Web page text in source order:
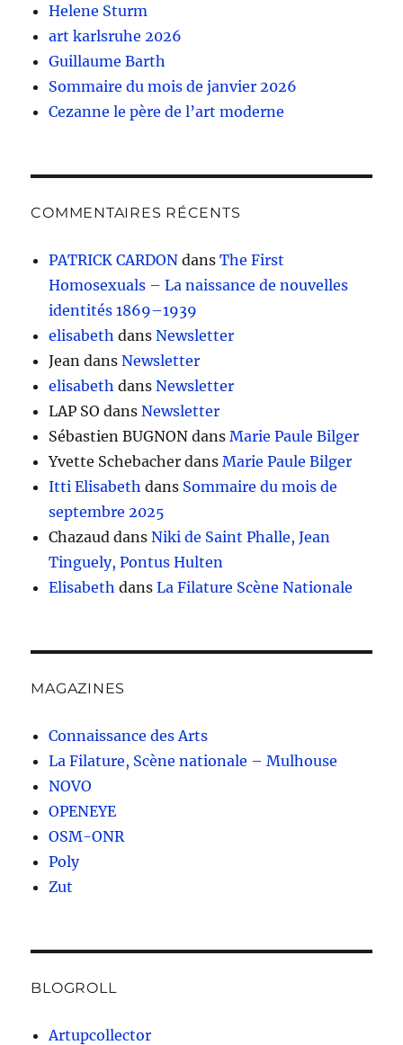
Helene Sturm
art karlsruhe 2026
Guillaume Barth
Sommaire du mois de janvier 2026
Cezanne le père de l’art moderne
COMMENTAIRES RÉCENTS
PATRICK CARDON dansThe First
Homosexuals – La naissance de nouvelles
identités 1869–1939
elisabeth dansNewsletter
Jean dansNewsletter
elisabeth dansNewsletter
LAP SO dansNewsletter
Sébastien BUGNON dansMarie Paule Bilger
Yvette Schebacher dansMarie Paule Bilger
Itti Elisabeth dans Sommaire du mois de
septembre 2025
Chazaud dansNiki de Saint Phalle, Jean
Tinguely, Pontus Hulten
Elisabeth dansLa Filature Scène Nationale
MAGAZINES
Connaissance des Arts
La Filature, Scène nationale – Mulhouse
NOVO
OPENEYE
OSM-ONR
Poly
Zut
BLOGROLL
Artupcollector